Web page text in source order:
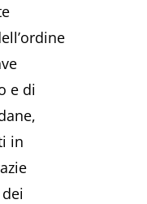
e di
in